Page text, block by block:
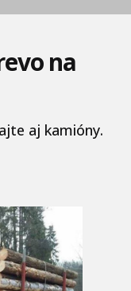
na
aj kamióny.